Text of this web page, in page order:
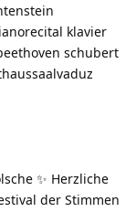
klavier
schubert